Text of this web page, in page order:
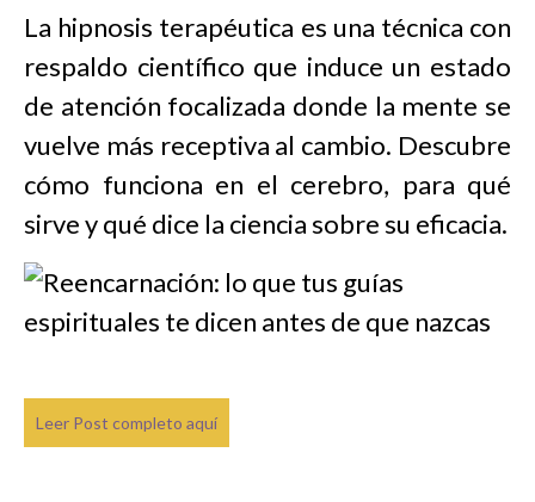
La hipnosis terapéutica es una técnica con
respaldo científico que induce un estado
de atención focalizada donde la mente se
vuelve más receptiva al cambio. Descubre
cómo funciona en el cerebro, para qué
sirve y qué dice la ciencia sobre su eficacia.
Leer Post completo aquí